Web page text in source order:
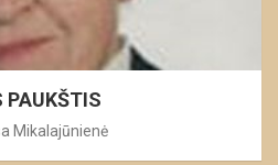
PAUKŠTIS
Mikalajūnienė